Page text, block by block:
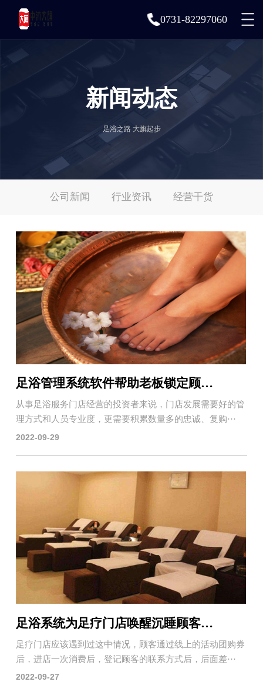
0731-82297060
新闻动态
足浴之路 大旗起步
公司新闻 行业资讯 经营干货
足浴管理系统软件帮助老板锁定顾客，提高会员复购率
从事足浴服务门店经营的投资者来说，门店发展需要好的管
理方式和人员专业度，更需要积累数量多的忠诚、复购···
2022-09-29
足浴系统为足疗门店唤醒沉睡顾客的方法-中沐大旗来帮您
足疗门店应该遇到过这中情况，顾客通过线上的活动团购券
后，进店一次消费后，登记顾客的联系方式后，后面差···
2022-09-27